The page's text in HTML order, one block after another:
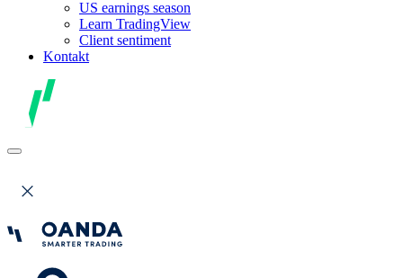
US earnings season
Learn TradingView
Client sentiment
Kontakt